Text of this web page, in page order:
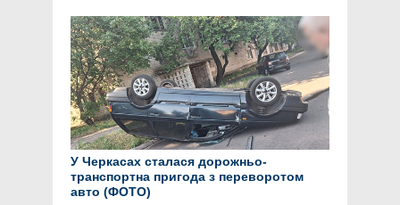
У Черкасах сталася дорожньо-
транспортна пригода з переворотом
авто (ФОТО)